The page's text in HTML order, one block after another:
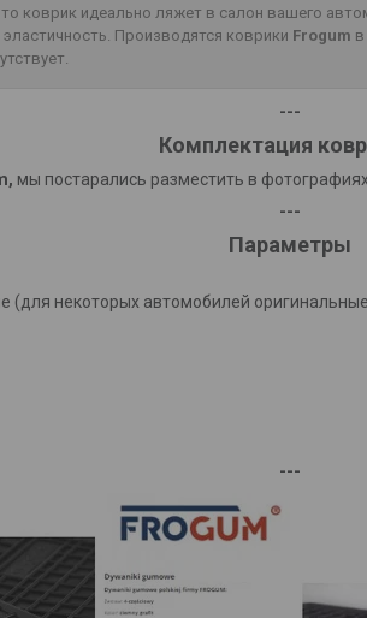
коврик идеально ляжет в салон вашего
Производятся коврики Frogum
---
Комплектация
мы постарались разместить в
---
Параметры
(для некоторых автомобилей
---